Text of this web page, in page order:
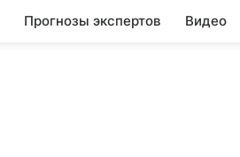
Прогнозы экспертов Видео